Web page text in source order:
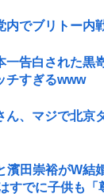
内でブリトー内
一告白された黒
チすぎるwww
ん、マジで北京
濱田崇裕がW結
すでに子供も「